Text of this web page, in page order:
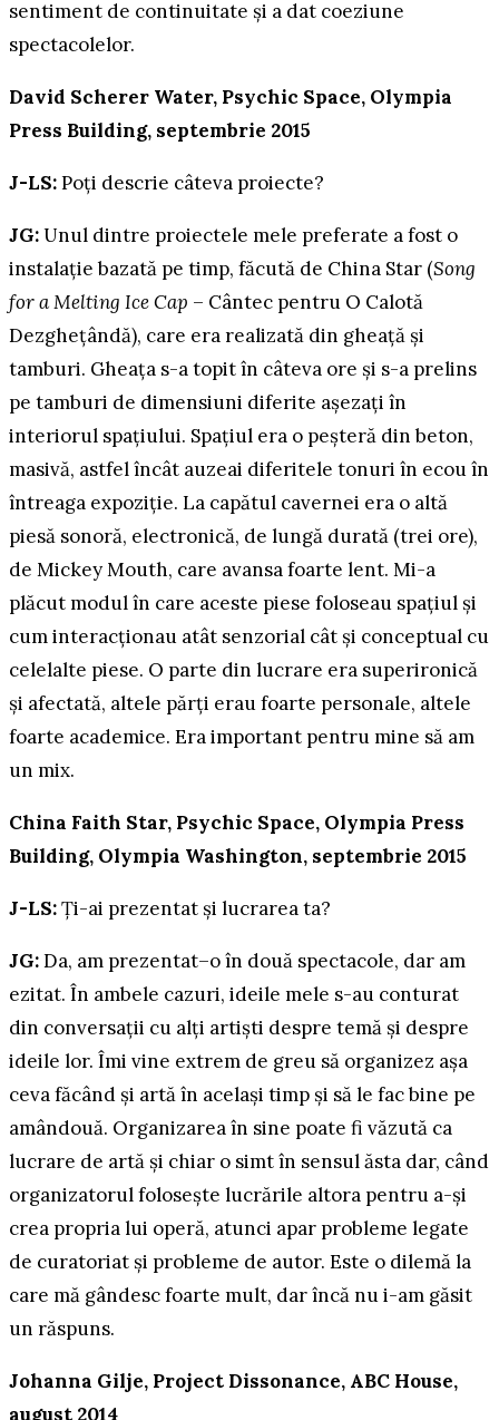
sentiment de continuitate și a dat coeziune
spectacolelor.
David Scherer Water, Psychic Space, Olympia
Press Building, septembrie 2015
J-LS:Poți descrie câteva proiecte?
JG:Unul dintre proiectele mele preferate a fost o
instalație bazată pe timp, făcută de China Star (Song
for a Melting Ice Cap – Cântec pentru O Calotă
Dezghețândă), care era realizată din gheață și
tamburi. Gheața s-a topit în câteva ore și s-a prelins
pe tamburi de dimensiuni diferite așezați în
interiorul spațiului. Spațiul era o peșteră din beton,
masivă, astfel încât auzeai diferitele tonuri în ecou în
întreaga expoziție. La capătul cavernei era o altă
piesă sonoră, electronică, de lungă durată (trei ore),
de Mickey Mouth, care avansa foarte lent. Mi-a
plăcut modul în care aceste piese foloseau spațiul și
cum interacționau atât senzorial cât și conceptual cu
celelalte piese. O parte din lucrare era superironică
și afectată, altele părți erau foarte personale, altele
foarte academice. Era important pentru mine să am
un mix.
China Faith Star, Psychic Space, Olympia Press
Building, Olympia Washington, septembrie 2015
J-LS:Ți-ai prezentat și lucrarea ta?
JG:Da, am prezentat–o în două spectacole, dar am
ezitat. În ambele cazuri, ideile mele s-au conturat
din conversații cu alți artiști despre temă și despre
ideile lor. Îmi vine extrem de greu să organizez așa
ceva făcând și artă în același timp și să le fac bine pe
amândouă. Organizarea în sine poate fi văzută ca
lucrare de artă și chiar o simt în sensul ăsta dar, când
organizatorul folosește lucrările altora pentru a-și
crea propria lui operă, atunci apar probleme legate
de curatoriat și probleme de autor. Este o dilemă la
care mă gândesc foarte mult, dar încă nu i-am găsit
un răspuns.
Johanna Gilje, Project Dissonance, ABC House,
august 2014